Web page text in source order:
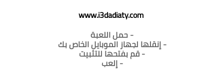
www.i3dadiaty.com
- حمل اللعبة
- إنقلها لجهاز الموبايل الخاص بك
- قم بفتحها للتثبيت
- إلعب